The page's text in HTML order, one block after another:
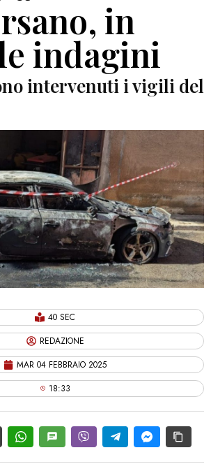
in
indagini
intervenuti i vigili del
40 SEC
REDAZIONE
MAR 04 FEBBRAIO 2025
18:33